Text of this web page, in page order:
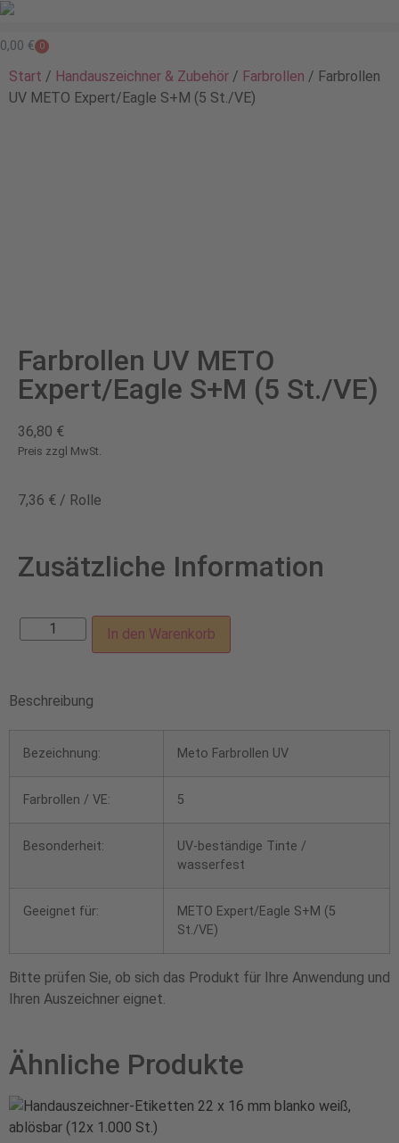
0,00 € 0
Start / Handauszeichner & Zubehör / Farbrollen / Farbrollen
UV METO Expert/Eagle S+M (5 St./VE)
Farbrollen UV METO
Expert/Eagle S+M (5 St./VE)
36,80 €
Preis zzgl MwSt.
7,36 € / Rolle
Zusätzliche Information
In den Warenkorb
Beschreibung
Bezeichnung: Meto Farbrollen UV
Farbrollen / VE: 5
Besonderheit:
UV-beständige Tinte /
wasserfest
Geeignet für:
METO Expert/Eagle S+M (5
St./VE)
Bitte prüfen Sie, ob sich das Produkt für Ihre Anwendung und
Ihren Auszeichner eignet.
Ähnliche Produkte